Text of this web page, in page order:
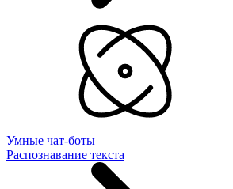
Умные чат-боты
Распознавание текста